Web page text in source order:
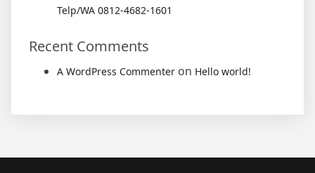
Telp/WA 0812-4682-1601
Recent Comments
A WordPress Commenter on Hello world!